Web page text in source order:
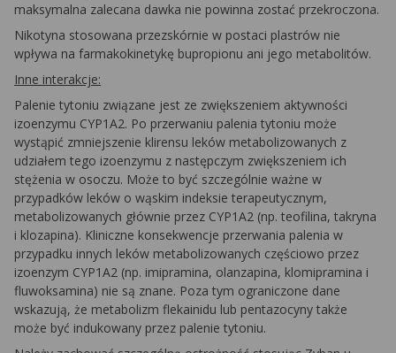
maksymalna zalecana dawka nie powinna zostać przekroczona.
Nikotyna stosowana przezskórnie w postaci plastrów nie
wpływa na farmakokinetykę bupropionu ani jego metabolitów.
Inne interakcje:
Palenie tytoniu związane jest ze zwiększeniem aktywności
izoenzymu CYP1A2. Po przerwaniu palenia tytoniu może
wystąpić zmniejszenie klirensu leków metabolizowanych z
udziałem tego izoenzymu z następczym zwiększeniem ich
stężenia w osoczu. Może to być szczególnie ważne w
przypadków leków o wąskim indeksie terapeutycznym,
metabolizowanych głównie przez CYP1A2 (np. teofilina, takryna
i klozapina). Kliniczne konsekwencje przerwania palenia w
przypadku innych leków metabolizowanych częściowo przez
izoenzym CYP1A2 (np. imipramina, olanzapina, klomipramina i
fluwoksamina) nie są znane. Poza tym ograniczone dane
wskazują, że metabolizm flekainidu lub pentazocyny także
może być indukowany przez palenie tytoniu.